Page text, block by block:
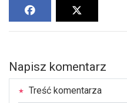
Napisz komentarz
Treść komentarza